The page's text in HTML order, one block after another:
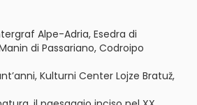
Alpe-Adria, Esedra di
di Passariano, Codroipo
Kulturni Center Lojze Bratuž,